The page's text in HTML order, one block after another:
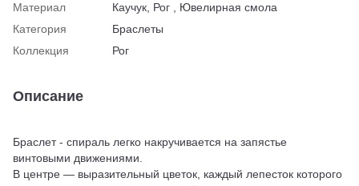
Материал
Каучук, Рог , Ювелирная смола
Категория
Браслеты
Коллекция
Рог
Описание
Браслет - спираль легко накручивается на запястье
винтовыми движениями.
В центре — выразительный цветок, каждый лепесток которого